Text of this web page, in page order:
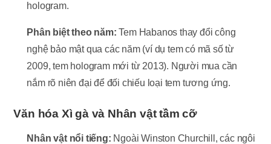
hologram.
Phân biệt theo năm: Tem Habanos thay đổi công
nghệ bảo mật qua các năm (ví dụ tem có mã số từ
2009, tem hologram mới từ 2013). Người mua cần
nắm rõ niên đại để đối chiếu loại tem tương ứng.
Văn hóa Xì gà và Nhân vật tầm cỡ
Nhân vật nổi tiếng: Ngoài Winston Churchill, các ngôi